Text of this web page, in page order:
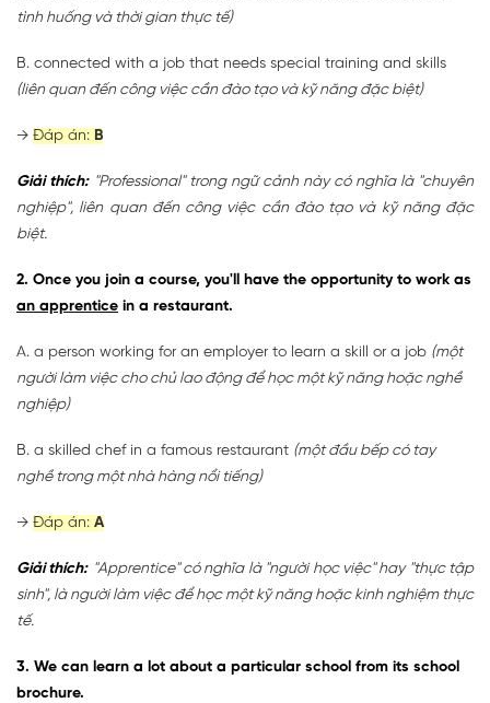
tình huống và thời gian thực tế)
B. connected with a job that needs special training and skills
(liên quan đến công việc cần đào tạo và kỹ năng đặc biệt)
→ Đáp án: B
Giải thích: "Professional" trong ngữ cảnh này có nghĩa là "chuyên
nghiệp", liên quan đến công việc cần đào tạo và kỹ năng đặc
biệt.
2. Once you join a course, you'll have the opportunity to work as
an apprentice in a restaurant.
A. a person working for an employer to learn a skill or a job (một
người làm việc cho chủ lao động để học một kỹ năng hoặc nghề
nghiệp)
B. a skilled chef in a famous restaurant (một đầu bếp có tay
nghề trong một nhà hàng nổi tiếng)
→ Đáp án: A
Giải thích: "Apprentice" có nghĩa là "người học việc" hay "thực tập
sinh", là người làm việc để học một kỹ năng hoặc kinh nghiệm thực
tế.
3. We can learn a lot about a particular school from its school
brochure.